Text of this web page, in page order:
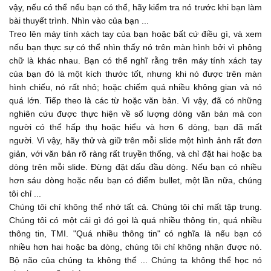
...
sure it looks nice.
...
02:35
The next one you have to worry about is the lettering. So, the
lettering, you also might
...
02:37
know this as the font. So, font and lettering are the same.
One thing that you do not want
...
02:42
to do is have really fancy or beautiful lettering. Simply... The
reason is some people can't
...
02:49
read when the letters are fancy, especially if you are doing
presentations for people
vậy, nếu có thể nếu bạn có thể, hãy kiểm tra nó trước khi bạn làm
bài thuyết trình. Nhìn vào của bạn ...
Treo lên máy tính xách tay của bạn hoặc bất cứ điều gì, và xem
nếu bạn thực sự có thể nhìn thấy nó trên màn hình bởi vì phông
chữ là khác nhau. Bạn có thể nghĩ rằng trên máy tính xách tay
của bạn đó là một kích thước tốt, nhưng khi nó được trên màn
hình chiếu, nó rất nhỏ; hoặc chiếm quá nhiều không gian và nó
quá lớn. Tiếp theo là các từ hoặc văn bản. Vì vậy, đã có những
nghiên cứu được thực hiện về số lượng dòng văn bản mà con
người có thể hấp thụ hoặc hiểu và hơn 6 dòng, bạn đã mất
người. Vì vậy, hãy thử và giữ trên mỗi slide một hình ảnh rất đơn
giản, với văn bản rõ ràng rất truyền thống, và chỉ đặt hai hoặc ba
dòng trên mỗi slide. Đừng đặt dấu đầu dòng. Nếu bạn có nhiều
hơn sáu dòng hoặc nếu bạn có điểm bullet, một lần nữa, chúng
tôi chỉ ...
Chúng tôi chỉ không thể nhớ tất cả. Chúng tôi chỉ mất tập trung.
Chúng tôi có một cái gì đó gọi là quá nhiều thông tin, quá nhiều
thông tin, TMI. "Quá nhiều thông tin" có nghĩa là nếu bạn có
nhiều hơn hai hoặc ba dòng, chúng tôi chỉ không nhận được nó.
Bộ não của chúng ta không thể ... Chúng ta không thể học nó